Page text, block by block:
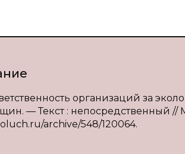
организаций за
— Текст : непосредственный
archive/548/120064.